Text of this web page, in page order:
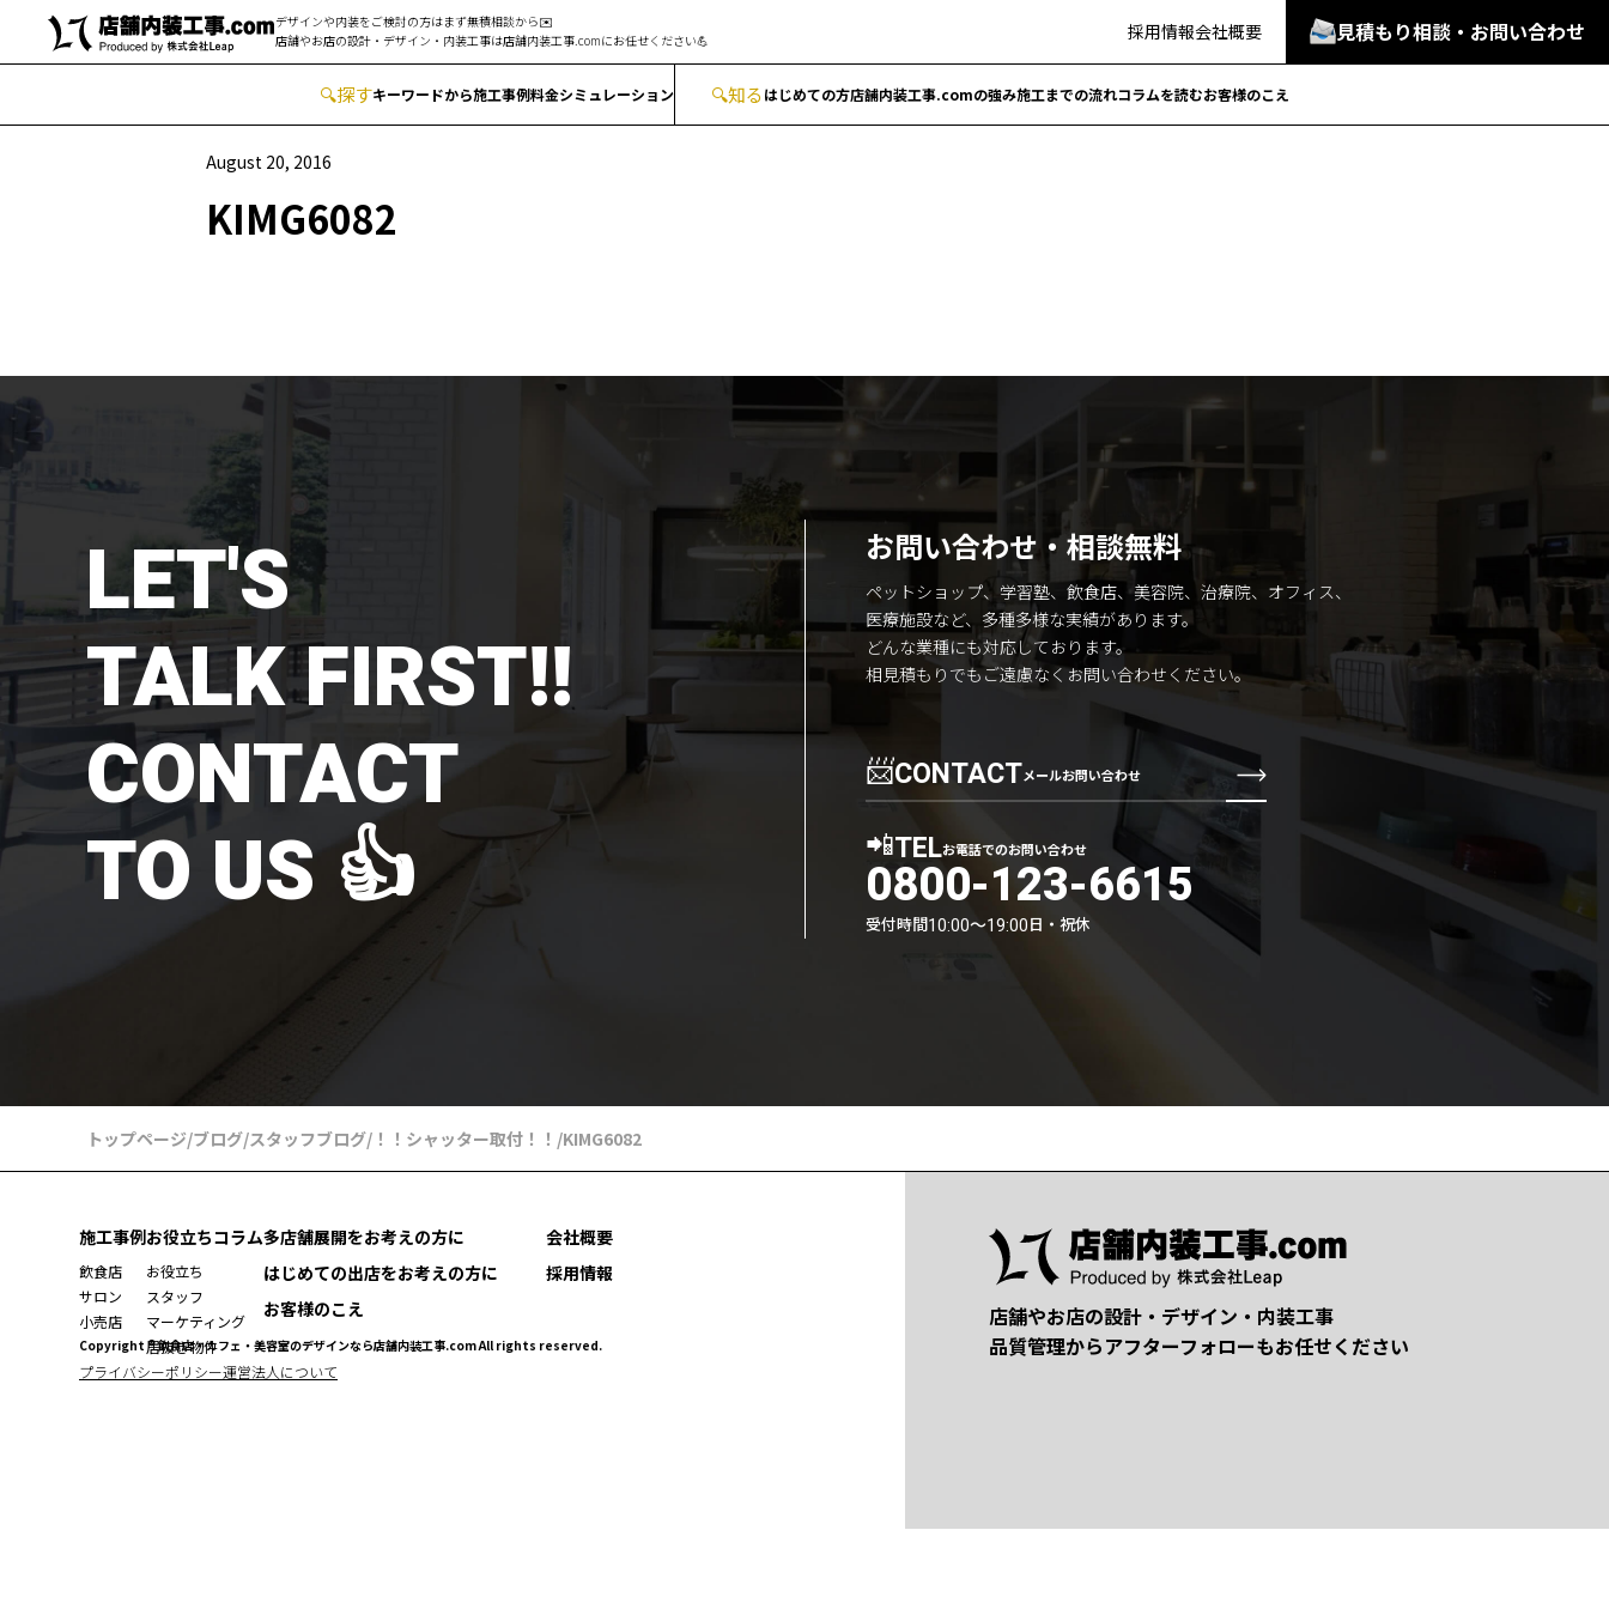
デザインや内装をご検討の方はまず無積相談から✉️
店舗やお店の設計・デザイン・内装工事は店舗内装工事.comにお任せください💪 採用情報会社概要 見積もり相談・お問い合わせ
🔍︎探すキーワードから施工事例料金シミュレーション 🔍知るはじめての方店舗内装工事.comの強み施工までの流れコラムを読むお客様のこえ
August 20, 2016
KIMG6082
LET'S
TALK FIRST!!
CONTACT
TO US 👍
お問い合わせ・相談無料
ペットショップ、学習塾、飲食店、美容院、治療院、オフィス、
医療施設など、多種多様な実績があります。
どんな業種にも対応しております。
相見積もりでもご遠慮なくお問い合わせください。
📨CONTACTメールお問い合わせ
📲TELお電話でのお問い合わせ
0800-123-6615
受付時間10:00〜19:00日・祝休
トップページ/ブログ/スタッフブログ/ ！！シャッター取付！！ /KIMG6082
施工事例
飲食店
サロン
小売店
お役立ちコラム
お役立ち
スタッフ
マーケティング
居抜き物件
多店舗展開をお考えの方に
はじめての出店をお考えの方に
お客様のこえ
会社概要
採用情報
プライバシーポリシー運営法人について
Copyright ® 飲食店・カフェ・美容室のデザインなら店舗内装工事.com All rights reserved.
店舗やお店の設計・デザイン・内装工事
品質管理からアフターフォローもお任せください